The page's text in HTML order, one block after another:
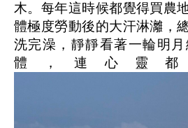
木。每年這時候都覺得買農
體極度勞動後的大汗淋灕，
洗完澡，靜靜看著一輪明
體，連心靈都